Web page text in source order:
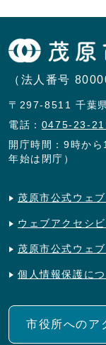
（法人番号
〒297-8511 千葉
電話： 0475-23-
開庁時間：9時か
年始は閉庁）
茂原市公式ウェ
ウェブアクセシ
茂原市公式ウェ
個人情報保護に
市役所へのア